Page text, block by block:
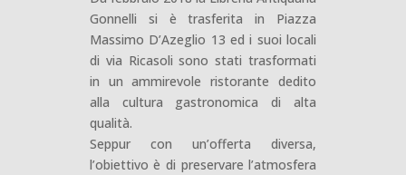
Gonnelli si è trasferita in Piazza
Massimo D’Azeglio 13 ed i suoi locali
di via Ricasoli sono stati trasformati
in un ammirevole ristorante dedito
alla cultura gastronomica di alta
qualità.
Seppur con un’offerta diversa,
l’obiettivo è di preservare l’atmosfera